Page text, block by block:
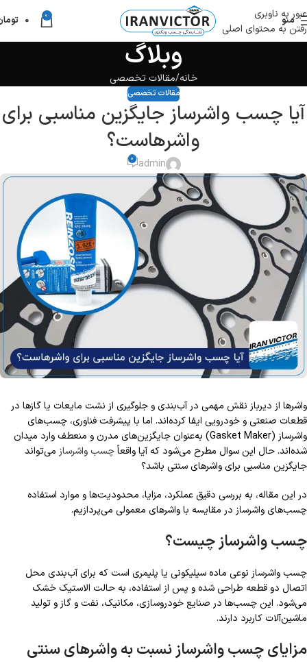
عبور به ناوبری
رفتن به محتوای اصلی
منو 0
0
وبلاگ
خانه مقالات تخصصی
مقالات تخصصی
آیا چسب واشرساز جایگزین مناسبی برای
واشرهاست؟
admin
0
واشرها از دیرباز نقش مهمی در آب‌بندی و جلوگیری از نشت مایعات یا گازها در
قطعات صنعتی و خودرویی ایفا کرده‌اند. اما با پیشرفت فناوری، چسب‌های
واشرساز (Gasket Maker) به‌عنوان جایگزین‌های مدرن و منعطف وارد میدان
شده‌اند. حال این سوال مطرح می‌شود که آیا واقعاًچسب واشرساز می‌تواند
جایگزین مناسبی برای واشرهای سنتی باشد؟
در این مقاله، به بررسی دقیق عملکرد، مزایا، محدودیت‌ها و موارد استفاده
چسب‌های واشرساز در مقایسه با واشرهای معمولی می‌پردازیم.
چسب واشرساز چیست؟
چسب واشرساز نوعی ماده سیلیکونی یا پلیمری است که برای آب‌بندی محل
اتصال دو قطعه طراحی شده و پس از استفاده، به حالت الاستیک خشک
می‌شود. این چسب‌ها در صنایع خودروسازی، مکانیک، نفت و گاز و تولید
ماشین‌آلات کاربرد دارند.
مزایای چسب واشرساز نسبت به واشرهای سنتی